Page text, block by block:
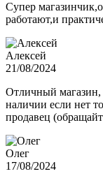
Супер
работают,и
Алексей
21/08/2024
Отличный магазин,
наличии если нет
продавец
Олег
17/08/2024